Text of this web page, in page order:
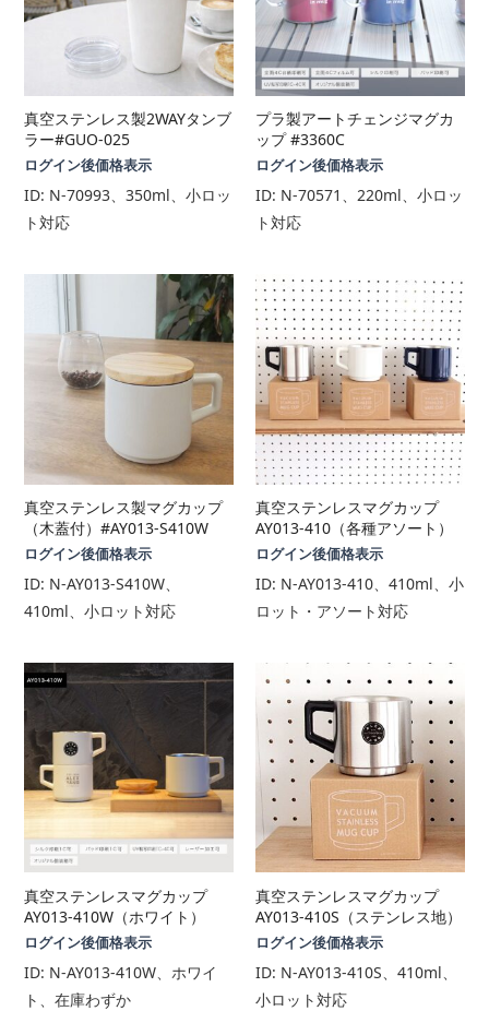
真空ステンレス製2WAYタンブ
ラー#GUO-025
ログイン後価格表示
ID: N-70993、350ml、小ロッ
ト対応
プラ製アートチェンジマグカ
ップ #3360C
ログイン後価格表示
ID: N-70571、220ml、小ロッ
ト対応
真空ステンレス製マグカップ
（木蓋付）#AY013-S410W
ログイン後価格表示
ID: N-AY013-S410W、
410ml、小ロット対応
真空ステンレスマグカップ
AY013-410（各種アソート）
ログイン後価格表示
ID: N-AY013-410、410ml、小
ロット・アソート対応
真空ステンレスマグカップ
AY013-410W（ホワイト）
ログイン後価格表示
ID: N-AY013-410W、ホワイ
ト、在庫わずか
真空ステンレスマグカップ
AY013-410S（ステンレス地）
ログイン後価格表示
ID: N-AY013-410S、410ml、
小ロット対応